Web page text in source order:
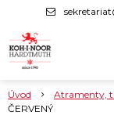
Úvod Atramenty,
ČERVENÝ